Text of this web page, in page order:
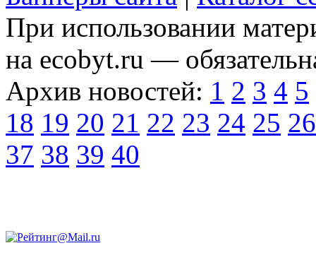
При использовании
на ecobyt.ru —
Архив новостей: 1 2 3 4 5
18 19 20 21 22 23 24 25 26
37 38 39 40